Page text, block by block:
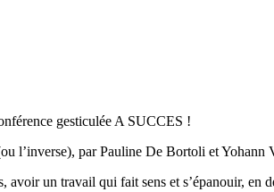
gesticulée A SUCCES !
l’inverse), par Pauline De Bortoli et Yohann
un travail qui fait sens et s’épanouir, en